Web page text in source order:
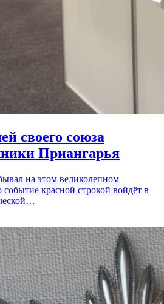
своего союза
Приангарья
на этом великолепном
событие красной строкой войдёт в